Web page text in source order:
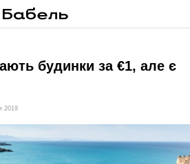
будинки за €1, але є
2019